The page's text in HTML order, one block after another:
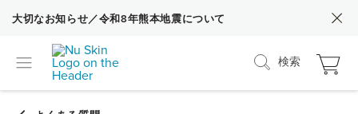
大切なお知らせ／令和8年熊本地震について
検索